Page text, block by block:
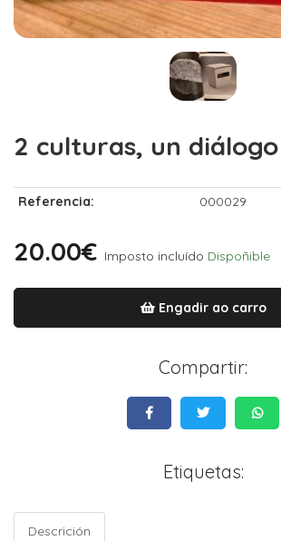
2 culturas, un diálogo
Referencia: 000029
20.00€ Imposto incluído Dispoñible
Engadir ao carro
Compartir:
Etiquetas:
Descrición